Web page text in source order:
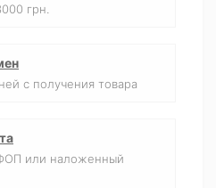
грн.
с получения товара
или наложенный